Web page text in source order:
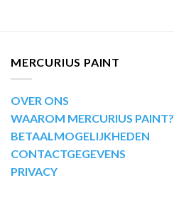
MERCURIUS PAINT
OVER ONS
WAAROM MERCURIUS PAINT?
BETAALMOGELIJKHEDEN
CONTACTGEGEVENS
PRIVACY